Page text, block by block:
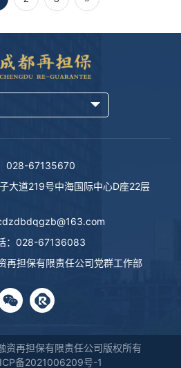
028-67135670
大道219号中海国际中心D座22层
028-67136083
再担保有限责任公司党群工作部
再担保有限责任公司版权所有
备2021006209号-1